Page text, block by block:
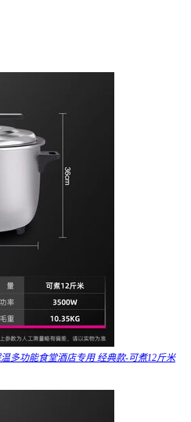
多功能食堂酒店专用 经典款-可煮12斤米